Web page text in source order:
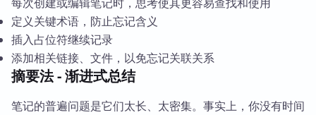
每次创建或编辑笔记时，思考使其更容易查找和使用
定义关键术语，防止忘记含义
插入占位符继续记录
添加相关链接、文件，以免忘记关联关系
摘要法 - 渐进式总结
笔记的普遍问题是它们太长、太密集。事实上，你没有时间